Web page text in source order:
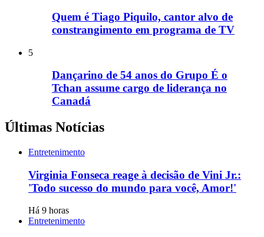
Quem é Tiago Piquilo, cantor alvo de
constrangimento em programa de TV
5
Dançarino de 54 anos do Grupo É o
Tchan assume cargo de liderança no
Canadá
Últimas Notícias
Entretenimento
Virginia Fonseca reage à decisão de Vini Jr.:
'Todo sucesso do mundo para você, Amor!'
Há 9 horas
Entretenimento